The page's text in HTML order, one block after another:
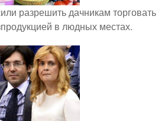
разрешить дачникам торговать
в людных местах.